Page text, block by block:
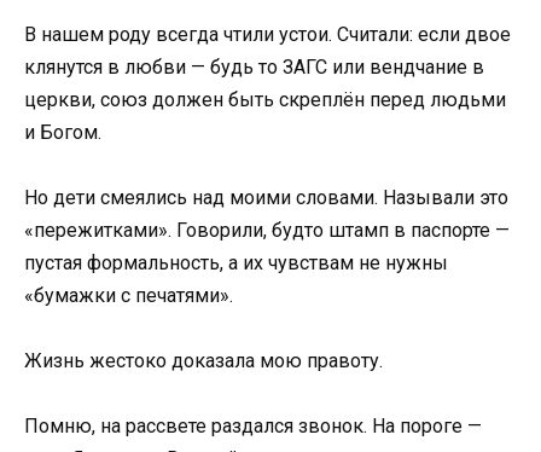
В нашем роду всегда чтили устои. Считали: если двое
клянутся в любви — будь то ЗАГС или вендчание в
церкви, союз должен быть скреплён перед людьми
и Богом.
Но дети смеялись над моими словами. Называли это
«пережитками». Говорили, будто штамп в паспорте —
пустая формальность, а их чувствам не нужны
«бумажки с печатями».
Жизнь жестоко доказала мою правоту.
Помню, на рассвете раздался звонок. На пороге —